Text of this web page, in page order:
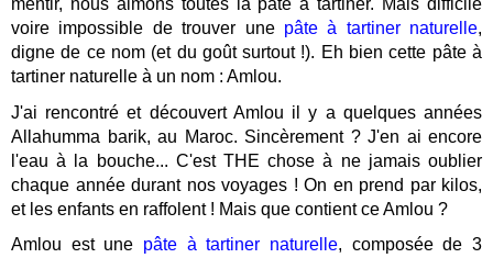
mentir, nous aimons toutes la pâte à tartiner. Mais difficile
voire impossible de trouver une pâte à tartiner naturelle,
digne de ce nom (et du goût surtout !). Eh bien cette pâte à
tartiner naturelle à un nom : Amlou.
J'ai rencontré et découvert Amlou il y a quelques années
Allahumma barik, au Maroc. Sincèrement ? J'en ai encore
l'eau à la bouche... C'est THE chose à ne jamais oublier
chaque année durant nos voyages ! On en prend par kilos,
et les enfants en raffolent ! Mais que contient ce Amlou ?
Amlou est une pâte à tartiner naturelle, composée de 3